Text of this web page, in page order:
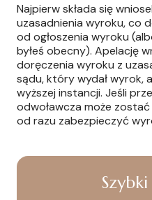
Najpierw składa się
uzasadnienia wyroku, co
od ogłoszenia wyroku
byłeś obecny). Apelację
doręczenia wyroku z
sądu, który wydał wyrok,
wyższej instancji. Jeśli
odwoławcza może
od razu zabezpieczyć